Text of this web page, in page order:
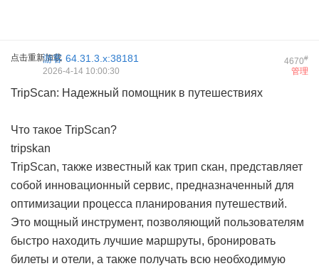
点击重新加载 4670#
游客 64.31.3.x:38181
管理
2026-4-14 10:00:30
TripScan: Надежный помощник в путешествиях
Что такое TripScan?
tripskan
TripScan, также известный как трип скан, представляет
собой инновационный сервис, предназначенный для
оптимизации процесса планирования путешествий.
Это мощный инструмент, позволяющий пользователям
быстро находить лучшие маршруты, бронировать
билеты и отели, а также получать всю необходимую